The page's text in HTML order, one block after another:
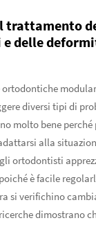
trattamento
delle
ortodontiche
diversi tipi di
molto bene perché
alla
ortodontisti
è facile
si verifichino
dimostrano